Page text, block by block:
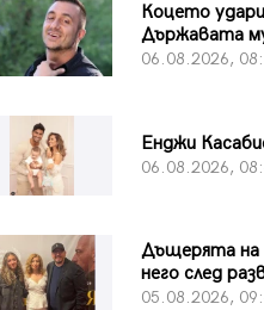
Коцето
Държавата
06.08.2026,
Енджи
06.08.2026,
Дъщерята
него след
05.08.2026,